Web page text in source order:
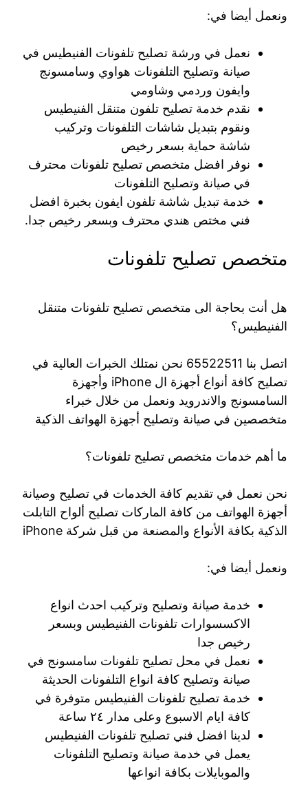
ونعمل أيضا في:
نعمل في ورشة تصليح تلفونات الفنيطيس في
صيانة وتصليح التلفونات هواوي وسامسونج
وايفون وردمي وشاومي
نقدم خدمة تصليح تلفون متنقل الفنيطيس
ونقوم بتبديل شاشات التلفونات وتركيب
شاشة حماية بسعر رخيص
نوفر افضل متخصص تصليح تلفونات محترف
في صيانة وتصليح التلفونات
خدمة تبديل شاشة تلفون ايفون بخبرة افضل
فني مختص هندي محترف وبسعر رخيص جدا.
متخصص تصليح تلفونات
هل أنت بحاجة الى متخصص تصليح تلفونات متنقل
الفنيطيس؟
اتصل بنا 65522511 نحن نمتلك الخبرات العالية في
تصليح كافة أنواع أجهزة ال iPhone وأجهزة
السامسونج والاندرويد ونعمل من خلال خبراء
متخصصين في صيانة وتصليح أجهزة الهواتف الذكية
ما أهم خدمات متخصص تصليح تلفونات؟
نحن نعمل في تقديم كافة الخدمات في تصليح وصيانة
أجهزة الهواتف من كافة الماركات تصليح ألواح التابلت
الذكية بكافة الأنواع والمصنعة من قبل شركة iPhone
ونعمل أيضا في:
خدمة صيانة وتصليح وتركيب احدث انواع
الاكسسوارات تلفونات الفنيطيس وبسعر
رخيص جدا
نعمل في محل تصليح تلفونات سامسونج في
صيانة وتصليح كافة انواع التلفونات الحديثة
خدمة تصليح تلفونات الفنيطيس متوفرة في
كافة ايام الاسبوع وعلى مدار ٢٤ ساعة
لدينا افضل فني تصليح تلفونات الفنيطيس
يعمل في خدمة صيانة وتصليح التلفونات
والموبايلات بكافة انواعها